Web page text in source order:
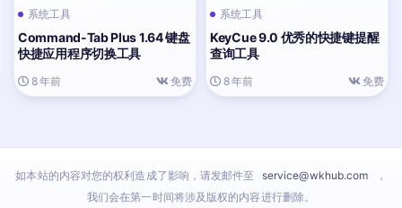
系统工具
Command-Tab Plus 1.64 键盘
快捷应用程序切换工具
8 年前 免费
系统工具
KeyCue 9.0 优秀的快捷键提醒
查询工具
8 年前 免费
如本站的内容对您的权利造成了影响，请发邮件至 service@wkhub.com
，
我们会在第一时间将涉及版权的内容进行删除。